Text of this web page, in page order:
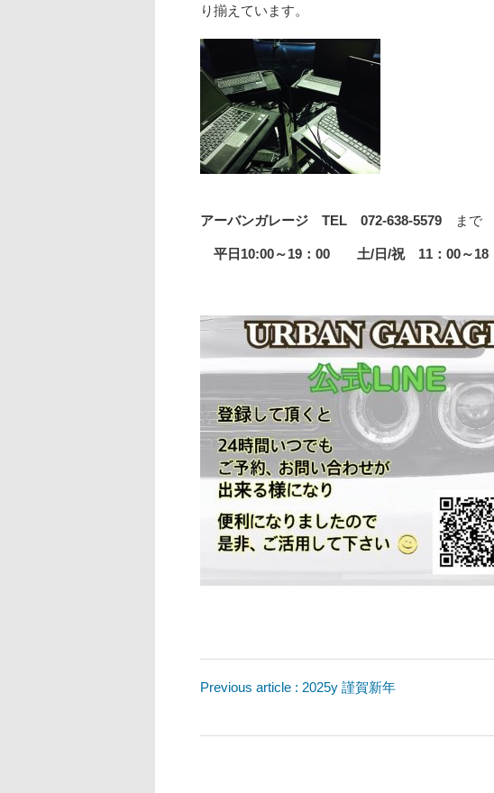
り揃えています。
アーバンガレージ TEL 072-638-5579 まで
平日10:00～19：00 土/日/祝 11：00～
Previous article : 2025y 謹賀新年